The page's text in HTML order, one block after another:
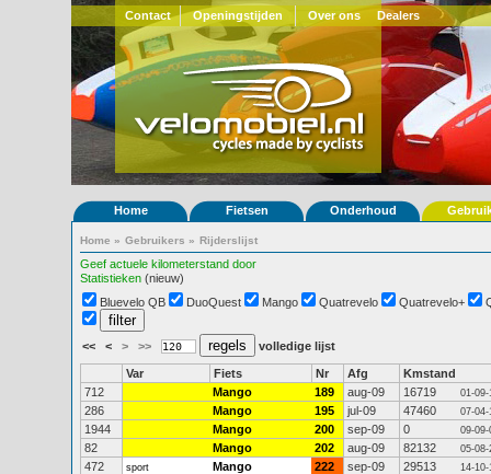
Contact Openingstijden Over ons Dealers
Home Fietsen Onderhoud
Home » Gebruikers » Rijderslijst
Geef actuele kilometerstand door
Statistieken (nieuw)
Bluevelo QB
DuoQuest Mango Quatrevelo Quatrevelo+
<< < > >> volledige lijst
Var Fiets Nr Afg
Kmstand
712
Mango 189 aug-09 16719 01-09-
286 Mango 195 jul-09 47460 07-04-
1944 Mango 200 sep-09 0 09-09-
82 Mango 202 aug-09 82132 05-08-
472 sport Mango 222 sep-09 29513 14-10-